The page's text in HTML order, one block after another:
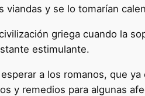
viandas y se lo tomarían
griega cuando la
estimulante.
a los romanos, que
y remedios para algunas